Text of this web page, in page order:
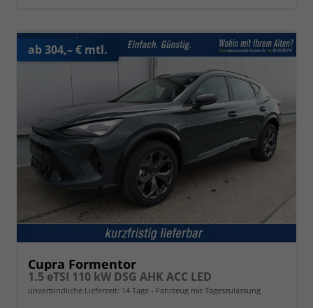
ab 304,– € mtl.
Cupra Formentor
1.5 eTSI 110 kW DSG AHK ACC LED
unverbindliche Lieferzeit: 14 Tage Fahrzeug mit Tageszulassung